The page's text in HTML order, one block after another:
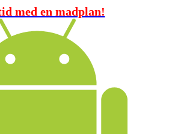
med en madplan!